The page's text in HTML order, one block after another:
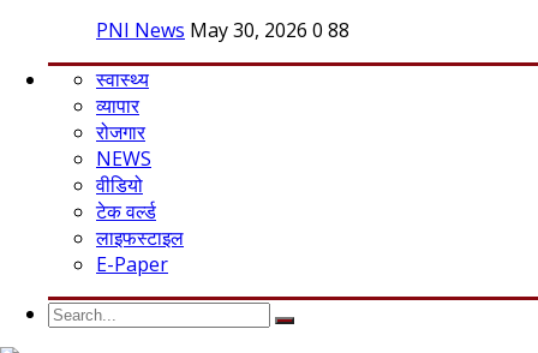
PNI News May 30, 2026 0 88
स्वास्थ्य
व्यापार
रोजगार
NEWS
वीडियो
टेक वर्ल्ड
लाइफस्टाइल
E-Paper